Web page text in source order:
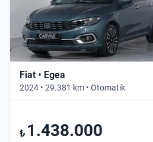
Fiat • Egea
2024 • 29.381 km • Otomatik
₺ 1.438.000